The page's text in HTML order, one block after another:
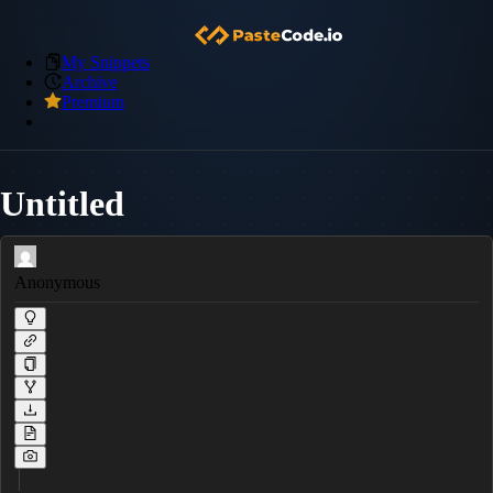
My Snippets
Archive
Premium
Untitled
Anonymous